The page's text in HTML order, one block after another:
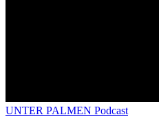
UNTER PALMEN Podcast